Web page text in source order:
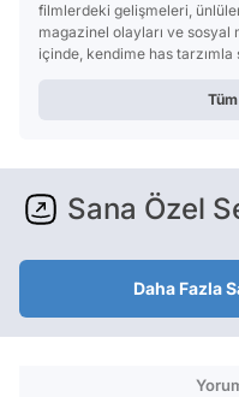
filmlerdeki gelişmeleri,
magazinel olayları ve
içinde, kendime has
Sana Özel
Daha Fazla